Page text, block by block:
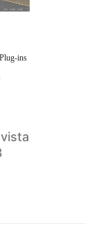
ins